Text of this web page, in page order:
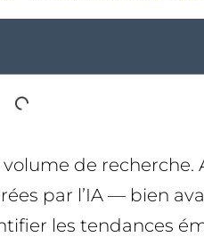
de recherche.
par l’IA — bien
les tendances